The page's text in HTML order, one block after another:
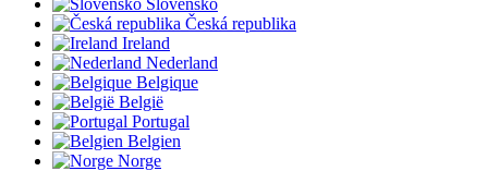
Česká republika
Ireland
Nederland
Belgique
België
Portugal
Belgien
Norge